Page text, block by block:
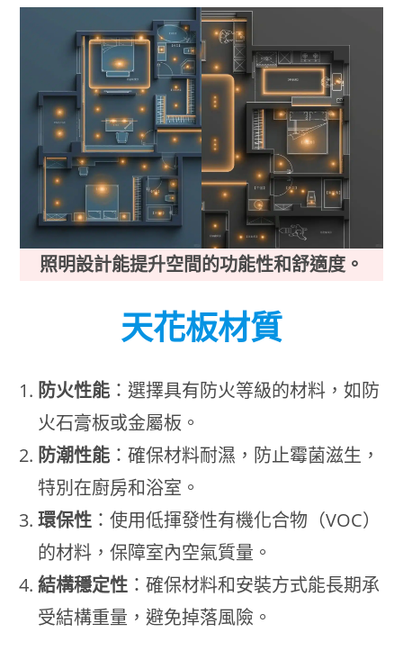
照明設計能提升空間的功能性和舒適度。
天花板材質
防火性能 ：選擇具有防火等級的材料，如防
火石膏板或金屬板。
防潮性能 ：確保材料耐濕，防止霉菌滋生，
特別在廚房和浴室。
環保性 ：使用低揮發性有機化合物（VOC）
的材料，保障室內空氣質量。
結構穩定性 ：確保材料和安裝方式能長期承
受結構重量，避免掉落風險。